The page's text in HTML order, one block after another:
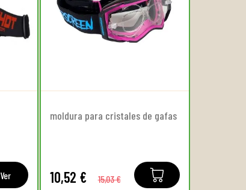
Ver
moldura para cristales de gafas
10,52 € 15,03 €